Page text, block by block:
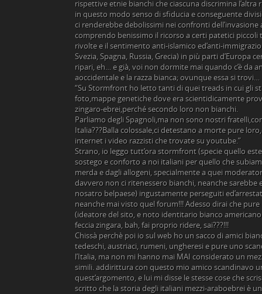
rispettive etnie bianchi che ciascuna discrimina
in questo modo senso di sfiducia e conseguente
ci renderebbe debolissimi nei confronti dell’invasione
comprendo benissimo il ricorso a certi patetici
rivolte e il sentimento anti-islamico ed’anti-
Svezia, Spagna, Russia, Grecia) in più parti d’Europa
ripari, eh… e già, voi non dormite mai quando c’è da
aoccidentale e la razza bianca; ovunque essa si trovi…
“Su Stormfront ho letto tanti di quei treads in cui gli
foto,mappe genetiche dove era scientidicamente
zingaro-ebrei,perché secondo loro non bianchi.
Parliamo degli Spagnoli,ma non sono nostri
Italia???Balla colossale,ci detestano a morte pure
internet i video razzisti che trovate su youtube.”
Strano, io leggo tutt’ora stormfront (specie quello
sostego e conforto a noi italiani per quello che
merda e dagli allogeni, specialmente a quei
davvero non ci ritenessero bianchi, neanche sarebbe
nosatro belpaese) ingustamente perseguiti
neanche mai visto quel forum!!! Adesso dirai che pure
(ideatore del sito, e noto identitario bianco americano
feccia zingara, bah, fai proprio ridere, sai???!!!
Chissà perchè poi io sul web ho un sacco di amici
tedeschi, austriaci, rumeni, ungheresi e pure uno
l’Italia, ma non mi hanno mai MAI considerato un
simili. addirittura con questo mio amico scandinavo
quest’argomento, e lui mi disse le stesse cose che
scritto che la storia degli italiani mezzi-araboebrei è